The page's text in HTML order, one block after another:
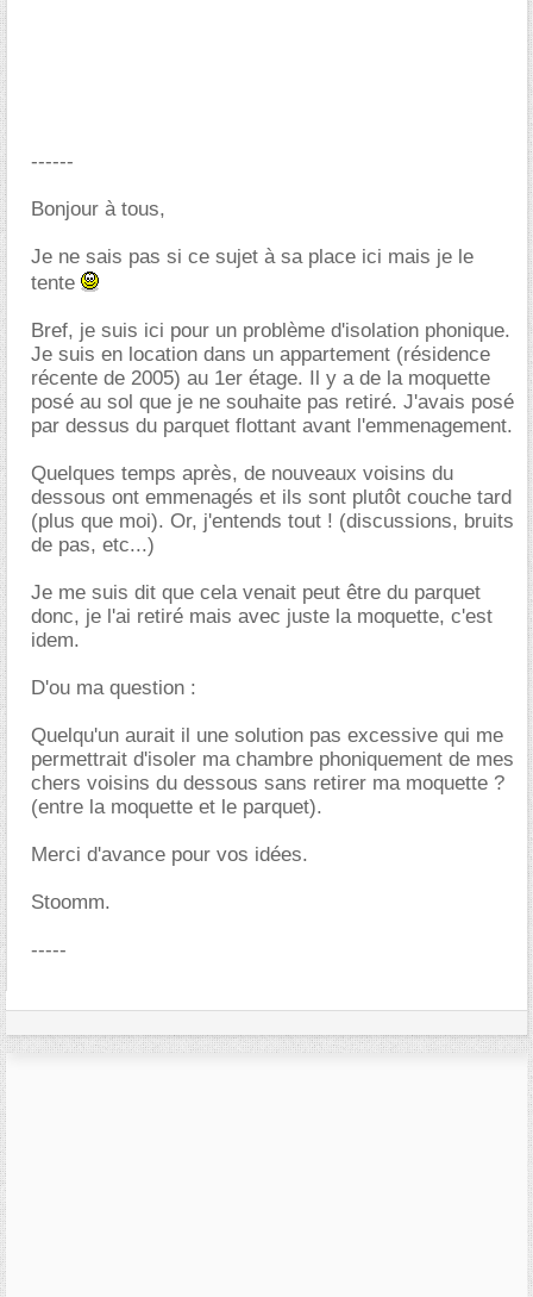
------
Bonjour à tous,
Je ne sais pas si ce sujet à sa place ici mais je le
tente
Bref, je suis ici pour un problème d'isolation phonique.
Je suis en location dans un appartement (résidence
récente de 2005) au 1er étage. Il y a de la moquette
posé au sol que je ne souhaite pas retiré. J'avais posé
par dessus du parquet flottant avant l'emmenagement.
Quelques temps après, de nouveaux voisins du
dessous ont emmenagés et ils sont plutôt couche tard
(plus que moi). Or, j'entends tout ! (discussions, bruits
de pas, etc...)
Je me suis dit que cela venait peut être du parquet
donc, je l'ai retiré mais avec juste la moquette, c'est
idem.
D'ou ma question :
Quelqu'un aurait il une solution pas excessive qui me
permettrait d'isoler ma chambre phoniquement de mes
chers voisins du dessous sans retirer ma moquette ?
(entre la moquette et le parquet).
Merci d'avance pour vos idées.
Stoomm.
-----